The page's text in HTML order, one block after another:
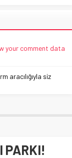
your comment data
aracılığıyla siz
PARKI!